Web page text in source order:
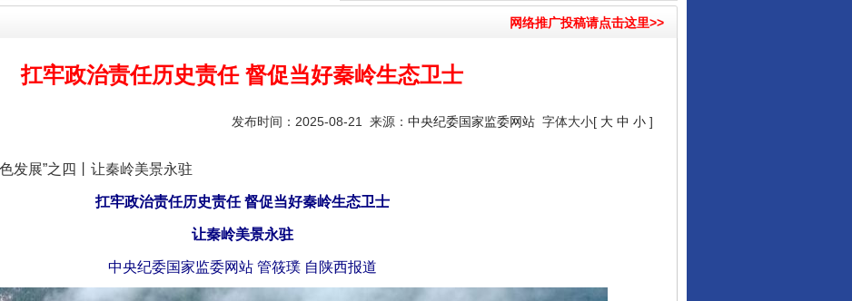
网络推广投稿请点击这里>>
扛牢政治责任历史责任 督促当好秦岭生态卫士
发布时间：2025-08-21 来源： 中央纪委国家监委网站 字体大小[ 大 中 小 ]
展”之四丨让秦岭美景永驻
扛牢政治责任历史责任 督促当好秦岭生态卫士
让秦岭美景永驻
中央纪委国家监委网站 管筱璞 自陕西报道